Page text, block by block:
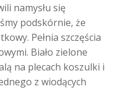
namysłu się
podskórnie, że
Pełnia szczęścia
Biało zielone
na plecach koszulki i
z wiodących